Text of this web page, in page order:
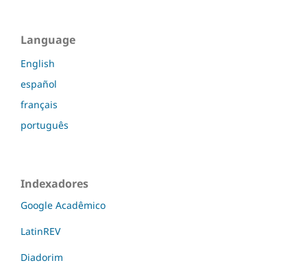
Language
English
español
français
português
Indexadores
Google Acadêmico
LatinREV
Diadorim